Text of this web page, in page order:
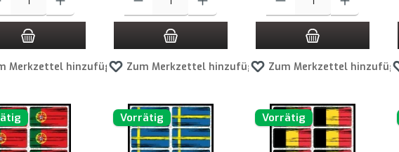
Merkzettel hinzufügen Zum Merkzettel hinzufügen Zum Merkzettel
Vorrätig Vorrätig